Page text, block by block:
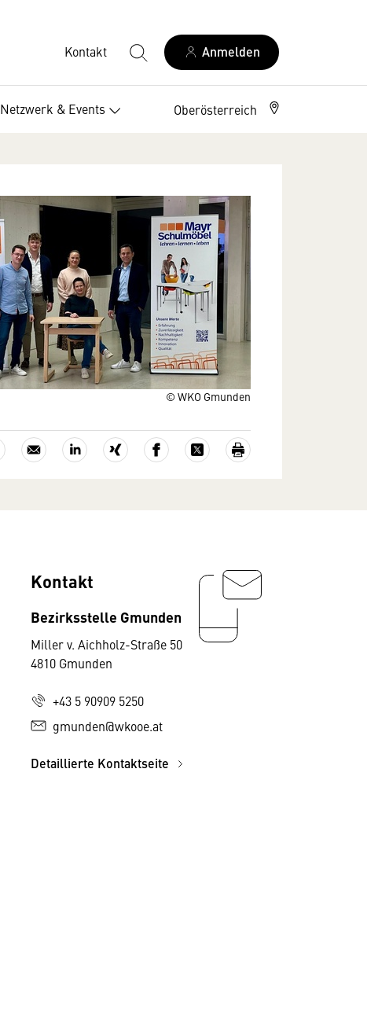
Kontakt Anmelden
Netzwerk & Events Oberösterreich
© WKO Gmunden
Kontakt
Bezirksstelle Gmunden
Miller v. Aichholz-Straße 50
4810 Gmunden
+43 5 90909 5250
gmunden@wkooe.at
Detaillierte Kontaktseite